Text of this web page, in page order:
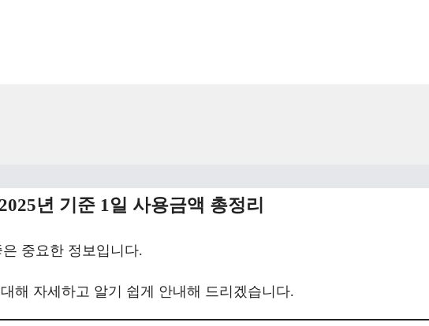
년 기준 1일 사용금액 총정리
중요한 정보입니다.
해 자세하고 알기 쉽게 안내해 드리겠습니다.